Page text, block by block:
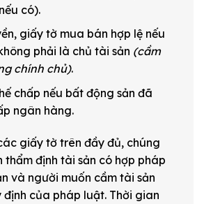
có).
giấy tờ mua bán hợp lệ nếu
phải là chủ tài sản (cầm
chính chủ).
chấp nếu bất động sản đã
ngân hàng.
giấy tờ trên đầy đủ, chúng
thẩm định tài sản có hợp pháp
và người muốn cầm tài sản
của pháp luật. Thời gian